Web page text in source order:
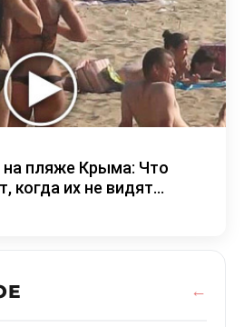
пляже Крыма: Что
их не видят...